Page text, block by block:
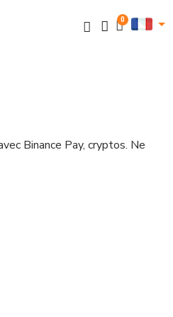
Binance Pay, cryptos. Ne